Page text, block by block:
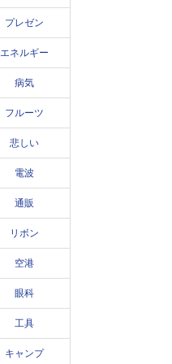
プレゼン
エネルギー
病気
フルーツ
悲しい
電波
通販
リボン
空港
眼科
工具
キャンプ